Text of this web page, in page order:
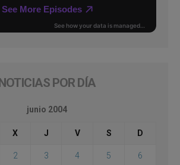
NOTICIAS POR DÍA
junio 2004
X J V S D
2 3 4 5 6